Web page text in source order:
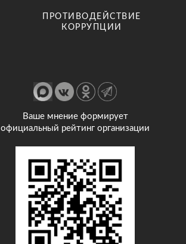
ПРОТИВОДЕЙСТВИЕ
КОРРУПЦИИ
Ваше мнение формирует
официальный рейтинг организации